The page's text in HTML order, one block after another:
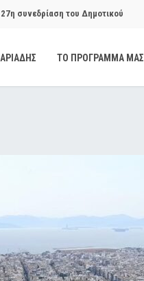
συνεδρίαση του Δημοτικού
συνεδρίαση του Δημοτικού
και δημοσιότητα το αίσθημα
ΤΟ ΠΡΟΓΡΑΜΜΑ ΜΑΣ